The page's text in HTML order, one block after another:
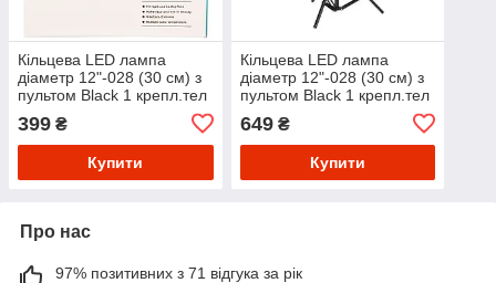
Кільцева LED лампа
діаметр 12"-028 (30 см) з
пультом Black 1 крепл.тел
399 ₴
Купити
Кільцева LED лампа
діаметр 12"-028 (30 см) з
пультом Black 1 крепл.тел
649₴
Купити
Про нас
97% позитивних з 71 відгука за рік